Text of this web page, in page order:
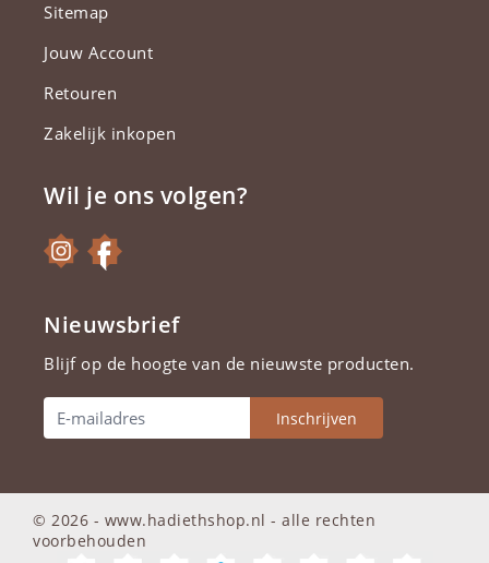
Sitemap
Jouw Account
Retouren
Zakelijk inkopen
Wil je ons volgen?
Nieuwsbrief
Blijf op de hoogte van de nieuwste producten.
Inschrijven
© 2026 - www.hadiethshop.nl -alle rechten
voorbehouden